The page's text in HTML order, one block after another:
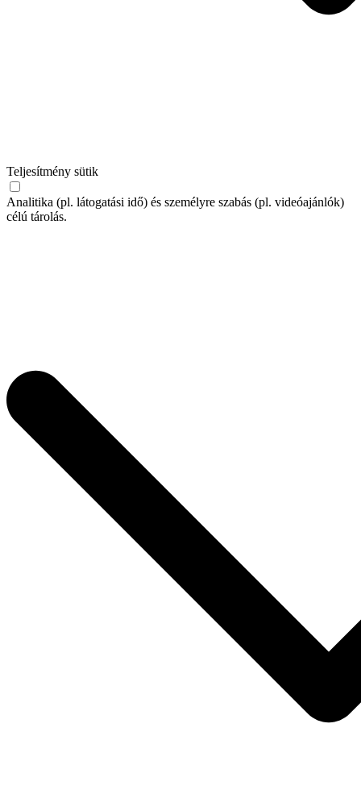
Teljesítmény sütik
Analitika (pl. látogatási idő) és személyre szabás (pl. videóajánlók)
célú tárolás.